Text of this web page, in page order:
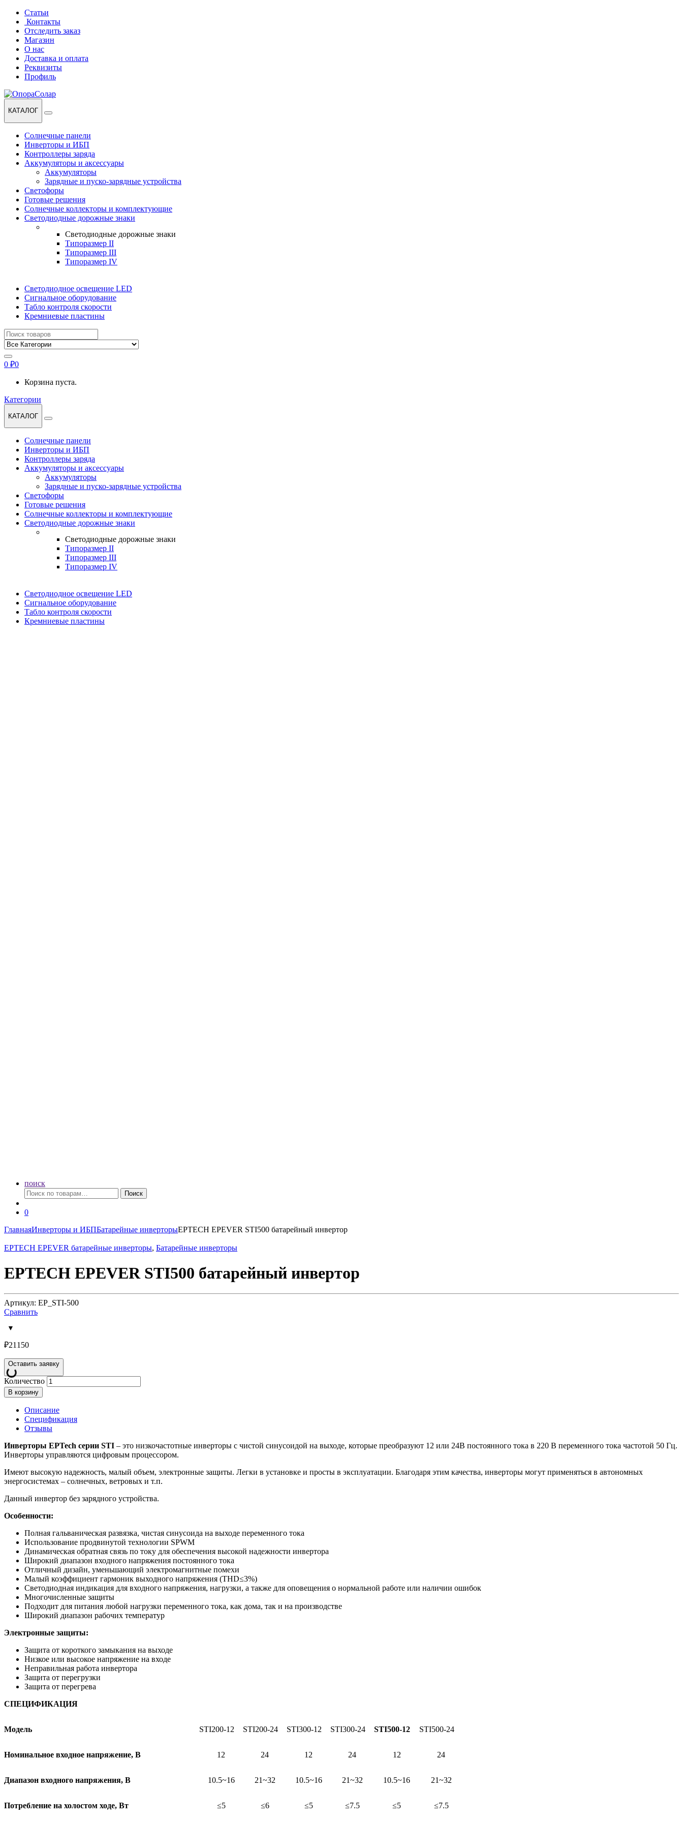
Перейти
навигации
Перейти
содержанию
Статьи
Контакты
Отследить заказ
Магазин
О нас
Доставка и оплата
Реквизиты
Профиль
КАТАЛОГ
Солнечные панели
Инверторы и ИБП
Контроллеры заряда
Аккумуляторы и аксессуары
Аккумуляторы
Зарядные и пуско-зарядные устройства
Светофоры
Готовые решения
Солнечные коллекторы и комплектующие
Светодиодные дорожные знаки
Светодиодные дорожные знаки
Типоразмер II
Типоразмер III
Типоразмер IV
Светодиодное освещение LED
Сигнальное оборудование
Табло контроля скорости
Кремниевые пластины
Найти:
0 ₽0
Корзина пуста.
Категории
КАТАЛОГ
Солнечные панели
Инверторы и ИБП
Контроллеры заряда
Аккумуляторы и аксессуары
Аккумуляторы
Зарядные и пуско-зарядные устройства
Светофоры
Готовые решения
Солнечные коллекторы и комплектующие
Светодиодные дорожные знаки
Светодиодные дорожные знаки
Типоразмер II
Типоразмер III
Типоразмер IV
Светодиодное освещение LED
Сигнальное оборудование
Табло контроля скорости
Кремниевые пластины
поиск
Искать:
Поиск
0
ГлавнаяИнверторы и ИБПБатарейные инверторыEPTECH EPEVER STI500 батарейный инвертор
EPTECH EPEVER батарейные инверторы, Батарейные инверторы
EPTECH EPEVER STI500 батарейный инвертор
Артикул: EP_STI-500
Сравнить
₽21150
Оставить заявку
Количество
В корзину
Описание
Спецификация
Отзывы
Инверторы EPTech серии STI – это низкочастотные инверторы с чистой синусоидой на выходе, которые преобразуют 12 или 24В постоянного тока в 220 В переменного тока частотой 50 Гц.
Инверторы управляются цифровым процессором.
Имеют высокую надежность, малый объем, электронные защиты. Легки в установке и просты в эксплуатации. Благодаря этим качества, инверторы могут применяться в автономных
энергосистемах – солнечных, ветровых и т.п.
Данный инвертор без зарядного устройства.
Особенности:
Полная гальваническая развязка, чистая синусоида на выходе переменного тока
Использование продвинутой технологии SPWM
Динамическая обратная связь по току для обеспечения высокой надежности инвертора
Широкий диапазон входного напряжения постоянного тока
Отличный дизайн, уменьшающий электромагнитные помехи
Малый коэффициент гармоник выходного напряжения (THD≤3%)
Светодиодная индикация для входного напряжения, нагрузки, а также для оповещения о нормальной работе или наличии ошибок
Многочисленные защиты
Подходит для питания любой нагрузки переменного тока, как дома, так и на производстве
Широкий диапазон рабочих температур
Электронные защиты:
Защита от короткого замыкания на выходе
Низкое или высокое напряжение на входе
Неправильная работа инвертора
Защита от перегрузки
Защита от перегрева
СПЕЦИФИКАЦИЯ
Модель STI200-12 STI200-24 STI300-12 STI300-24 STI500-12 STI500-24
Номинальное входное напряжение, В 12 24 12 24 12 24
Диапазон входного напряжения, В 10.5~16 21~32 10.5~16 21~32 10.5~16 21~32
Потребление на холостом ходе, Вт ≤5 ≤6 ≤5 ≤7.5 ≤5 ≤7.5